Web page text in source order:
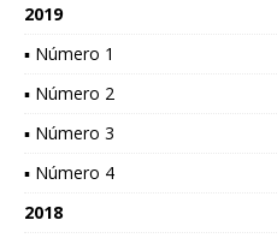
2019
▪ Número 1
▪ Número 2
▪ Número 3
▪ Número 4
2018